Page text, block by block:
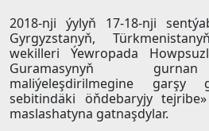
2018-nji ýylyň 17-18-nji
Gyrgyzstanyň,
wekilleri Ýewropada
Guramasynyň
maliýeleşdirilmegine garşy
sebitindäki öňdebaryjy
maslashatyna gatnaşdylar.